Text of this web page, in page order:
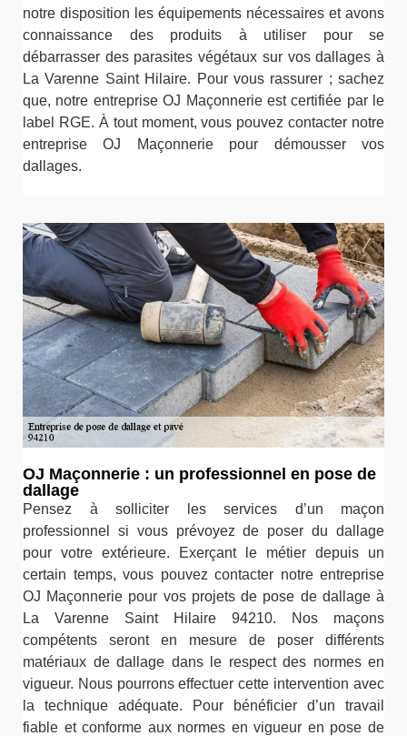
notre disposition les équipements nécessaires et avons
connaissance des produits à utiliser pour se
débarrasser des parasites végétaux sur vos dallages à
La Varenne Saint Hilaire. Pour vous rassurer ; sachez
que, notre entreprise OJ Maçonnerie est certifiée par le
label RGE. À tout moment, vous pouvez contacter notre
entreprise OJ Maçonnerie pour démousser vos
dallages.
OJ Maçonnerie : un professionnel en pose de
dallage
Pensez à solliciter les services d’un maçon
professionnel si vous prévoyez de poser du dallage
pour votre extérieure. Exerçant le métier depuis un
certain temps, vous pouvez contacter notre entreprise
OJ Maçonnerie pour vos projets de pose de dallage à
La Varenne Saint Hilaire 94210. Nos maçons
compétents seront en mesure de poser différents
matériaux de dallage dans le respect des normes en
vigueur. Nous pourrons effectuer cette intervention avec
la technique adéquate. Pour bénéficier d’un travail
fiable et conforme aux normes en vigueur en pose de